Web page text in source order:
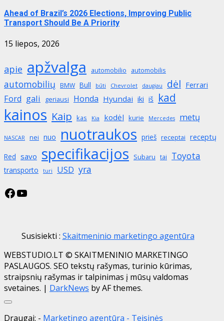
Ahead of Brazil’s 2026 Elections, Improving Public
Transport Should Be A Priority
15 liepos, 2026
apie apžvalga automobilio automobilis
automobilių BMW Bull būti Chevrolet daugiau dėl Ferrari
Ford gali geriausi Honda Hyundai iki iš kad
kainos Kaip kas Kia kodėl kurie Mercedes metų
NASCAR nei nuo nuotraukos prieš receptai receptų
Red savo specifikacijos Subaru tai Toyota
transporto turi USD yra
Facebook
YouTube
Susisiekti : Skaitmeninio marketingo agentūra
WEBSTUDIO.LT © SKAITMENINIO MARKETINGO
PASLAUGOS. SEO tekstų rašymas, turinio kūrimas,
straipsnių rašymas ir talpinimas į mūsų valdomas
svetaines. | DarkNews by AF themes.
Close
Draugai: - Marketingo agentūra - Teisinės